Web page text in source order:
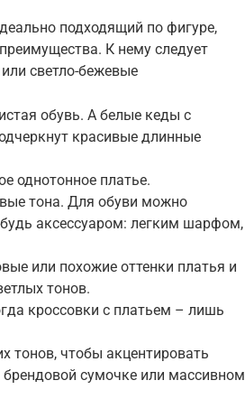
подходящий по фигуре,
К нему следует
светло-бежевые
обувь. А белые кеды с
красивые длинные
однотонное платье.
тона. Для обуви можно
аксессуаром: легким шарфом,
или похожие оттенки платья и
тонов.
кроссовки с платьем – лишь
тонов, чтобы акцентировать
сумочке или массивном